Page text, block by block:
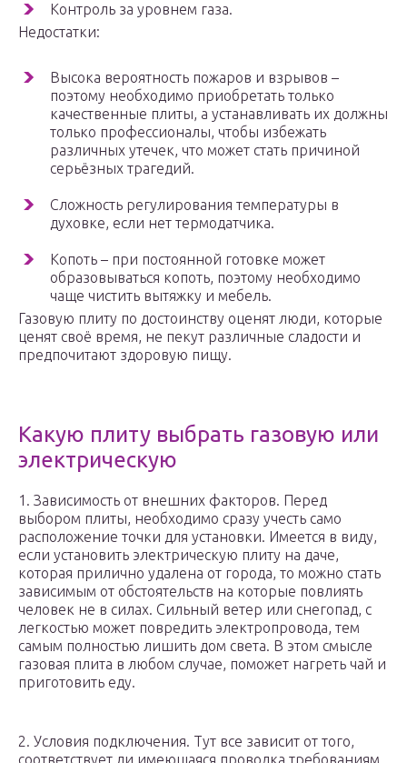
Контроль за уровнем газа.
Недостатки:
Высока вероятность пожаров и взрывов –
поэтому необходимо приобретать только
качественные плиты, а устанавливать их должны
только профессионалы, чтобы избежать
различных утечек, что может стать причиной
серьёзных трагедий.
Сложность регулирования температуры в
духовке, если нет термодатчика.
Копоть – при постоянной готовке может
образовываться копоть, поэтому необходимо
чаще чистить вытяжку и мебель.
Газовую плиту по достоинству оценят люди, которые
ценят своё время, не пекут различные сладости и
предпочитают здоровую пищу.
Какую плиту выбрать газовую или
электрическую
1. Зависимость от внешних факторов. Перед
выбором плиты, необходимо сразу учесть само
расположение точки для установки. Имеется в виду,
если установить электрическую плиту на даче,
которая прилично удалена от города, то можно стать
зависимым от обстоятельств на которые повлиять
человек не в силах. Сильный ветер или снегопад, с
легкостью может повредить электропровода, тем
самым полностью лишить дом света. В этом смысле
газовая плита в любом случае, поможет нагреть чай и
приготовить еду.
2. Условия подключения. Тут все зависит от того,
соответствует ли имеющаяся проводка требованиям,